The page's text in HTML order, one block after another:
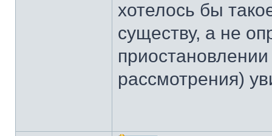
хотелось бы
существу, а не
рассмотрения)